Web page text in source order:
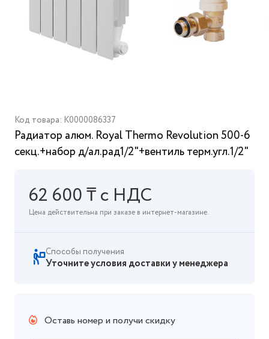
Код товара: K0000086337
Радиатор алюм. Royal Thermo Revolution 500-6
секц.+набор д/ал.рад1/2"+вентиль терм.угл.1/2"
62 600 ₸ с НДС
Цена действительна при заказе в интернет-магазине.
Способы получения
Уточните условия доставки у менеджера
Оставь номер и получи скидку